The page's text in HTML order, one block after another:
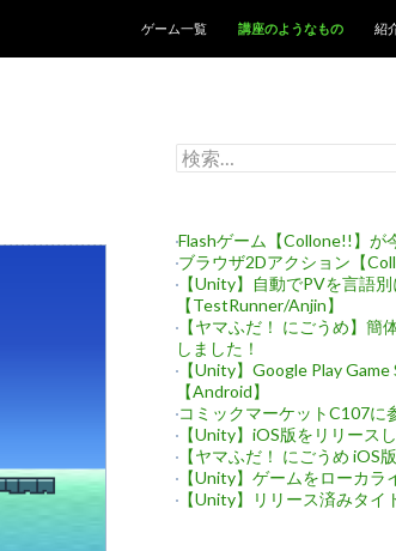
ゲーム一覧
講座のようなもの 紹
検
索:
Flashゲーム【Collone!!】が
ブラウザ2Dアクション【
【Unity】自動でPVを言語
【TestRunner/Anjin】
【ヤマふだ！ にごうめ】簡
しました！
【Unity】Google Play
【Android】
コミックマーケットC107に
【Unity】iOS版をリリース
【ヤマふだ！ にごうめ iOS
【Unity】ゲームをローカラ
【Unity】リリース済みタイ